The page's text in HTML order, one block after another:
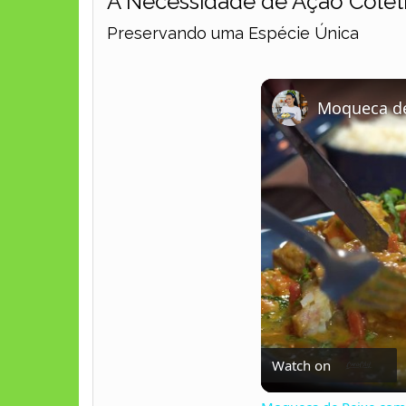
Preservando uma Espécie Única
Moqueca
Watch on